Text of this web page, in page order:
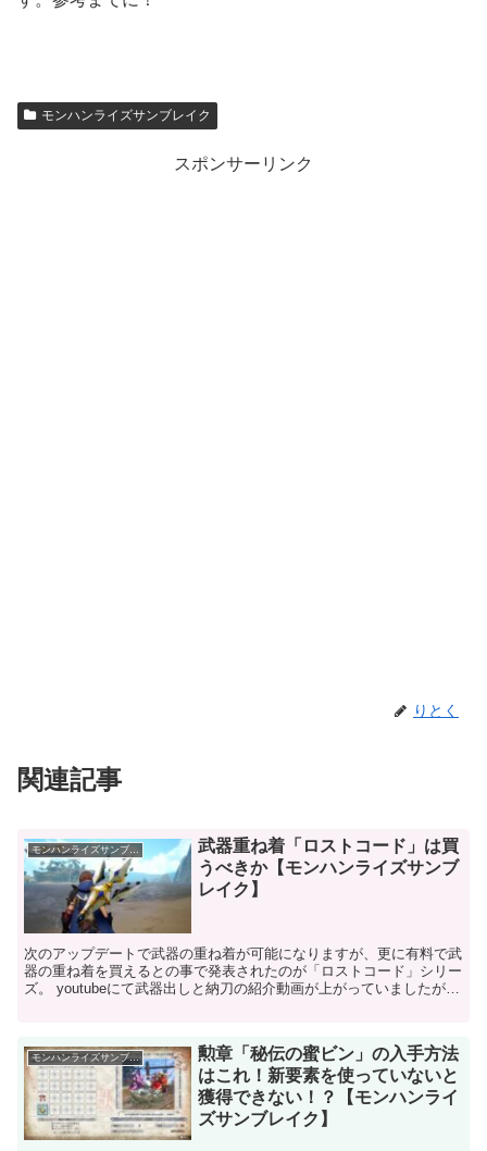
モンハンライズサンブレイク
スポンサーリンク
りとく
関連記事
モンハンライズサンブレイク
武器重ね着「ロストコード」は買
うべきか【モンハンライズサンブ
レイク】
次のアップデートで武器の重ね着が可能になりますが、更に有料で武
器の重ね着を買えるとの事で発表されたのが「ロストコード」シリー
ズ。 youtubeにて武器出しと納刀の紹介動画が上がっていましたがカ
モンハンライズサンブレイク
勲章「秘伝の蜜ビン」の入手方法
はこれ！新要素を使っていないと
獲得できない！？【モンハンライ
ズサンブレイク】